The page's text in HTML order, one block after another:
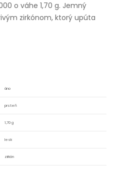
o váhe 1,70 g. Jemný
zirkónom, ktorý upúta
áno
prsteň
1,70 g
lesk
zirkón